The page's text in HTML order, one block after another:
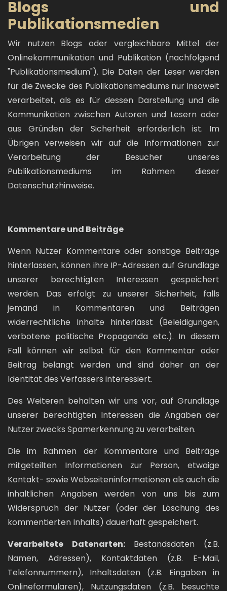
Blogs und
Publikationsmedien
Wir nutzen Blogs oder vergleichbare Mittel der
Onlinekommunikation und Publikation (nachfolgend
"Publikationsmedium"). Die Daten der Leser werden
für die Zwecke des Publikationsmediums nur insoweit
verarbeitet, als es für dessen Darstellung und die
Kommunikation zwischen Autoren und Lesern oder
aus Gründen der Sicherheit erforderlich ist. Im
Übrigen verweisen wir auf die Informationen zur
Verarbeitung der Besucher unseres
Publikationsmediums im Rahmen dieser
Datenschutzhinweise.
Kommentare und Beiträge
Wenn Nutzer Kommentare oder sonstige Beiträge
hinterlassen, können ihre IP-Adressen auf Grundlage
unserer berechtigten Interessen gespeichert
werden. Das erfolgt zu unserer Sicherheit, falls
jemand in Kommentaren und Beiträgen
widerrechtliche Inhalte hinterlässt (Beleidigungen,
verbotene politische Propaganda etc.). In diesem
Fall können wir selbst für den Kommentar oder
Beitrag belangt werden und sind daher an der
Identität des Verfassers interessiert.
Des Weiteren behalten wir uns vor, auf Grundlage
unserer berechtigten Interessen die Angaben der
Nutzer zwecks Spamerkennung zu verarbeiten.
Die im Rahmen der Kommentare und Beiträge
mitgeteilten Informationen zur Person, etwaige
Kontakt- sowie Webseiteninformationen als auch die
inhaltlichen Angaben werden von uns bis zum
Widerspruch der Nutzer (oder der Löschung des
kommentierten Inhalts) dauerhaft gespeichert.
Verarbeitete Datenarten:Bestandsdaten (z.B.
Namen, Adressen), Kontaktdaten (z.B. E-Mail,
Telefonnummern), Inhaltsdaten (z.B. Eingaben in
Onlineformularen), Nutzungsdaten (z.B. besuchte